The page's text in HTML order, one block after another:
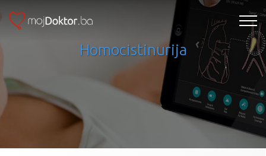
Homocistinurija